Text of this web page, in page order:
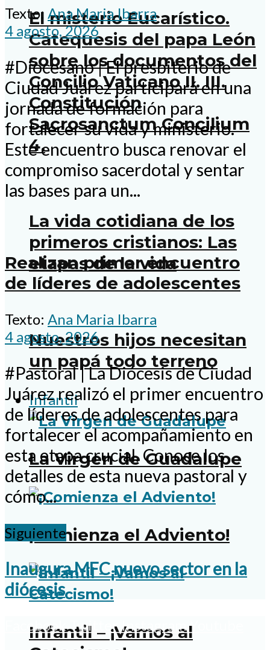
El misterio Eucarístico.
Catequesis del papa León
sobre los documentos del
Concilio Vaticano II. III.
Constitución
Sacrosanctum Concilium
4.
La vida cotidiana de los
primeros cristianos: Las
etapas de la vida
Nuestros hijos necesitan
un papá todo terreno
Infantil
La Virgen de Guadalupe
¡Comienza el Adviento!
Infantil – ¡Vamos al
Texto: Ana Maria Ibarra
4 agosto, 2026
#Diocesano | El presbiterio de
Ciudad Juárez participará en una
jornada de formación para
fortalecer su vida y ministerio.
Este encuentro busca renovar el
compromiso sacerdotal y sentar
las bases para un...
Realizan primer encuentro
de líderes de adolescentes
Texto: Ana Maria Ibarra
4 agosto, 2026
#Pastoral | La Diócesis de Ciudad
Juárez realizó el primer encuentro
de líderes de adolescentes para
fortalecer el acompañamiento en
esta etapa crucial. Conoce los
detalles de esta nueva pastoral y
cómo...
Siguiente
Inaugura MFC nuevo sector en la
diócesis
FacebookTwitter Instagram Youtube